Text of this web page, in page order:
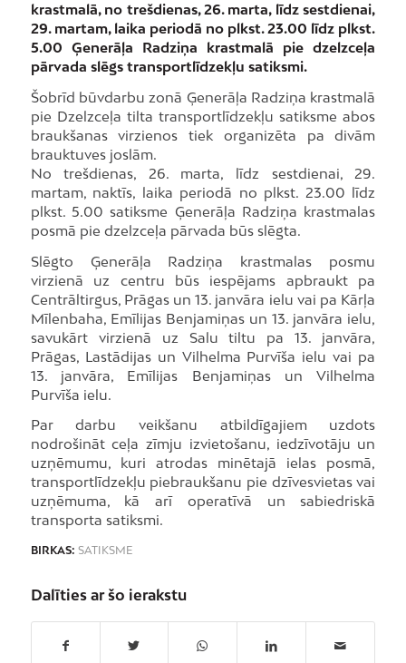
krastmalā, no trešdienas, 26. marta, līdz sestdienai,
29. martam, laika periodā no plkst. 23.00 līdz plkst.
5.00 Ģenerāļa Radziņa krastmalā pie dzelzceļa
pārvada slēgs transportlīdzekļu satiksmi.
Šobrīd būvdarbu zonā Ģenerāļa Radziņa krastmalā
pie Dzelzceļa tilta transportlīdzekļu satiksme abos
braukšanas virzienos tiek organizēta pa divām
brauktuves joslām.
No trešdienas, 26. marta, līdz sestdienai, 29.
martam, naktīs, laika periodā no plkst. 23.00 līdz
plkst. 5.00 satiksme Ģenerāļa Radziņa krastmalas
posmā pie dzelzceļa pārvada būs slēgta.
Slēgto Ģenerāļa Radziņa krastmalas posmu
virzienā uz centru būs iespējams apbraukt pa
Centrāltirgus, Prāgas un 13. janvāra ielu vai pa Kārļa
Mīlenbaha, Emīlijas Benjamiņas un 13. janvāra ielu,
savukārt virzienā uz Salu tiltu pa 13. janvāra,
Prāgas, Lastādijas un Vilhelma Purvīša ielu vai pa
13. janvāra, Emīlijas Benjamiņas un Vilhelma
Purvīša ielu.
Par darbu veikšanu atbildīgajiem uzdots
nodrošināt ceļa zīmju izvietošanu, iedzīvotāju un
uzņēmumu, kuri atrodas minētajā ielas posmā,
transportlīdzekļu piebraukšanu pie dzīvesvietas vai
uzņēmuma, kā arī operatīvā un sabiedriskā
transporta satiksmi.
BIRKAS: SATIKSME
Dalīties ar šo ierakstu